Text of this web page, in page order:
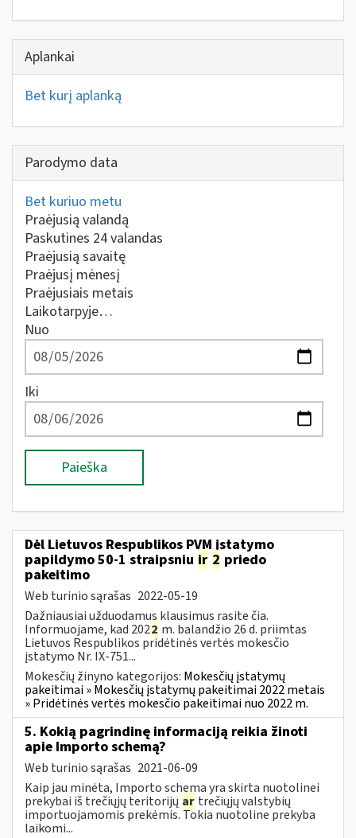
Aplankai
Bet kurį aplanką
Parodymo data
Bet kuriuo metu
Praėjusią valandą
Paskutines 24 valandas
Praėjusią savaitę
Praėjusį mėnesį
Praėjusiais metais
Laikotarpyje…
Nuo
Iki
Paieška
Dėl Lietuvos Respublikos PVM įstatymo
papildymo 50-1 straipsniu ir 2 priedo
pakeitimo
Web turinio sąrašas 2022-05-19
Dažniausiai užduodamus klausimus rasite čia.
Informuojame, kad 2022 m. balandžio 26 d. priimtas
Lietuvos Respublikos pridėtinės vertės mokesčio
įstatymo Nr. IX-751...
Mokesčių žinyno kategorijos: Mokesčių įstatymų
pakeitimai » Mokesčių įstatymų pakeitimai 2022 metais
» Pridėtinės vertės mokesčio pakeitimai nuo 2022 m.
5. Kokią pagrindinę informaciją reikia žinoti
apie Importo schemą?
Web turinio sąrašas 2021-06-09
Kaip jau minėta, Importo schema yra skirta nuotolinei
prekybai iš trečiųjų teritorijų ar trečiųjų valstybių
importuojamomis prekėmis. Tokia nuotoline prekyba
laikomi...